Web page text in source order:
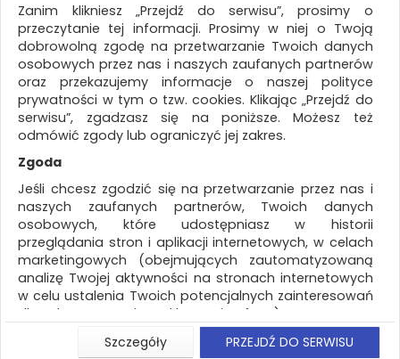
KATEGORIE
WSZYSTKIE KATEGORIE
FILTRY
REKLAMA
AKTUALNOŚCI
Akcesoria komputerowe Stacja dokująca
ZNALEZIONYCH PRODUKTÓW: 1
STACJA DOKUJĄCA
Porównaj (0
Zanim klikniesz „Przejdź do serwisu”, prosimy o
przeczytanie tej informacji. Prosimy w niej o Twoją
dobrowolną zgodę na przetwarzanie Twoich danych
osobowych przez nas i naszych zaufanych partnerów
oraz przekazujemy informacje o naszej polityce
prywatności w tym o tzw. cookies. Klikając „Przejdź do
serwisu”, zgadzasz się na poniższe. Możesz też
odmówić zgody lub ograniczyć jej zakres.
Zgoda
Jeśli chcesz zgodzić się na przetwarzanie przez nas i
naszych zaufanych partnerów, Twoich danych
osobowych, które udostępniasz w historii
przeglądania stron i aplikacji internetowych, w celach
marketingowych (obejmujących zautomatyzowaną
analizę Twojej aktywności na stronach internetowych
w celu ustalenia Twoich potencjalnych zainteresowań
dla dostosowania reklamy i oferty), w tym na
umieszczanie tzw. cookies na Twoich urządzeniach i
ich odczytywanie, kliknij przycisk „Przejdź do serwisu”.
Szczegóły PRZEJDŹ DO SERWISU